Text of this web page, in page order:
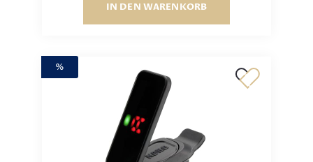
IN DEN WARENKORB
%